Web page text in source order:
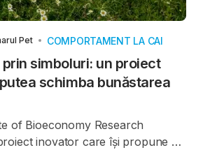
Pet COMPORTAMENT LA CAI
prin simboluri: un proiect
schimba bunăstarea
of Bioeconomy Research
inovator care își propune să